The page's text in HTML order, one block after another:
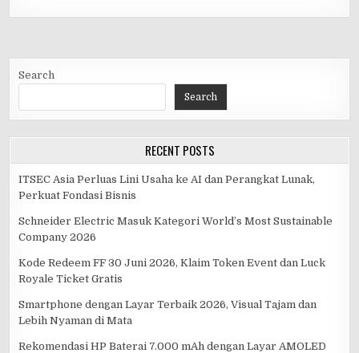
Search
Search
RECENT POSTS
ITSEC Asia Perluas Lini Usaha ke AI dan Perangkat Lunak,
Perkuat Fondasi Bisnis
Schneider Electric Masuk Kategori World’s Most Sustainable
Company 2026
Kode Redeem FF 30 Juni 2026, Klaim Token Event dan Luck
Royale Ticket Gratis
Smartphone dengan Layar Terbaik 2026, Visual Tajam dan
Lebih Nyaman di Mata
Rekomendasi HP Baterai 7.000 mAh dengan Layar AMOLED